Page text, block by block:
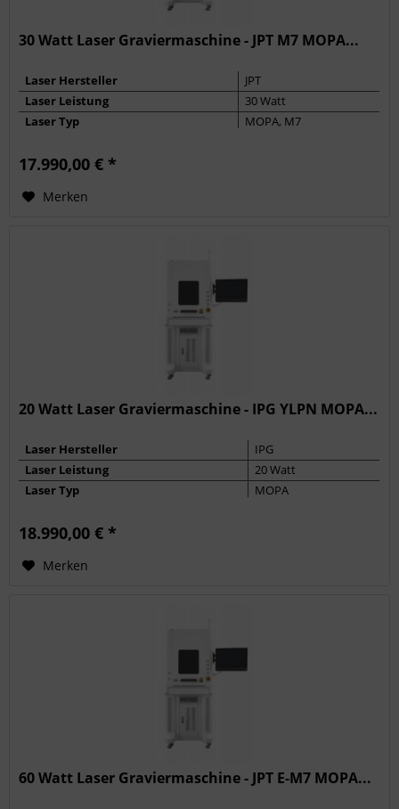
30 Watt Laser Graviermaschine - JPT M7 MOPA...
Laser Hersteller
JPT
Laser Leistung
30 Watt
Laser Typ
MOPA, M7
Pulsbreite
17.990,00 € *
Merken
20 Watt Laser Graviermaschine - IPG YLPN MOPA...
Laser Hersteller
IPG
Laser Leistung
20 Watt
Laser Typ
MOPA
Pulsbreite
18.990,00 € *
Merken
60 Watt Laser Graviermaschine - JPT E-M7 MOPA...